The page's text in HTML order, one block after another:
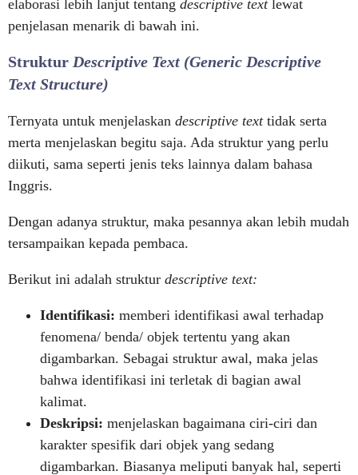
elaborasi lebih lanjut tentang descriptive text lewat
penjelasan menarik di bawah ini.
Struktur Descriptive Text (Generic Descriptive
Text Structure)
Ternyata untuk menjelaskan descriptive text tidak serta
merta menjelaskan begitu saja. Ada struktur yang perlu
diikuti, sama seperti jenis teks lainnya dalam bahasa
Inggris.
Dengan adanya struktur, maka pesannya akan lebih mudah
tersampaikan kepada pembaca.
Berikut ini adalah struktur descriptive text:
Identifikasi: memberi identifikasi awal terhadap
fenomena/ benda/ objek tertentu yang akan
digambarkan. Sebagai struktur awal, maka jelas
bahwa identifikasi ini terletak di bagian awal
kalimat.
Deskripsi: menjelaskan bagaimana ciri-ciri dan
karakter spesifik dari objek yang sedang
digambarkan. Biasanya meliputi banyak hal, seperti